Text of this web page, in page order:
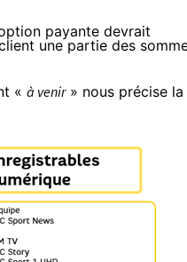
payante devrait
une partie des
« à venir» nous précise la